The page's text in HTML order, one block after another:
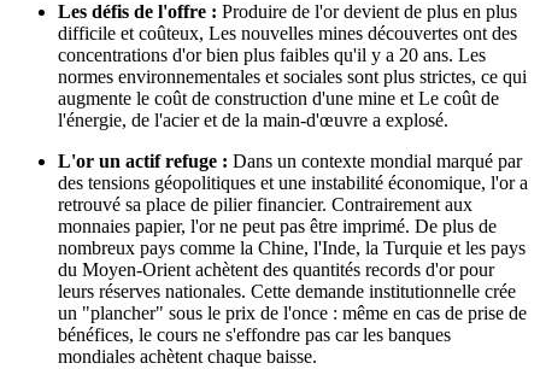
Les défis de l'offre : Produire de l'or devient de plus en plus
difficile et coûteux, Les nouvelles mines découvertes ont des
concentrations d'or bien plus faibles qu'il y a 20 ans. Les
normes environnementales et sociales sont plus strictes, ce qui
augmente le coût de construction d'une mine et Le coût de
l'énergie, de l'acier et de la main-d'œuvre a explosé.
L'or un actif refuge : Dans un contexte mondial marqué par
des tensions géopolitiques et une instabilité économique, l'or a
retrouvé sa place de pilier financier. Contrairement aux
monnaies papier, l'or ne peut pas être imprimé. De plus de
nombreux pays comme la Chine, l'Inde, la Turquie et les pays
du Moyen-Orient achètent des quantités records d'or pour
leurs réserves nationales. Cette demande institutionnelle crée
un "plancher" sous le prix de l'once : même en cas de prise de
bénéfices, le cours ne s'effondre pas car les banques
mondiales achètent chaque baisse.